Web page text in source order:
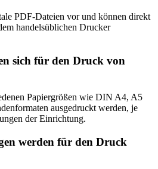
PDF-Dateien vor und können direkt
handelsüblichen Drucker
sich für den Druck von
Papiergrößen wie DIN A4, A5
ausgedruckt werden, je
der Einrichtung.
werden für den Druck